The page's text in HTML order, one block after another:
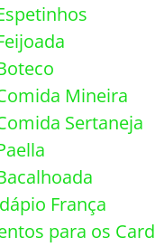
Mineira
Sertaneja
França
para os